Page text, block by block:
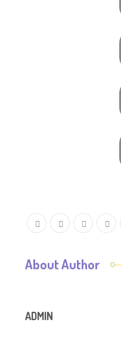
About Author
ADMIN